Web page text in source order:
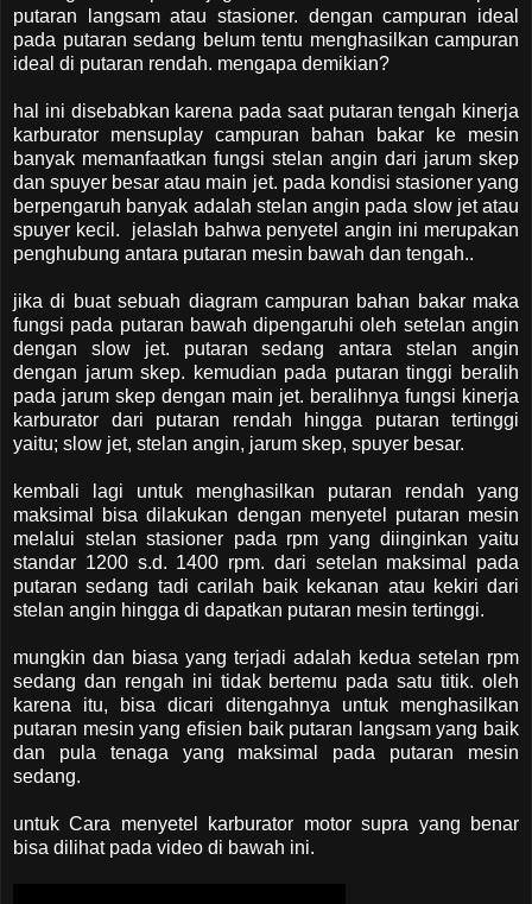
putaran langsam atau stasioner. dengan campuran ideal
pada putaran sedang belum tentu menghasilkan campuran
ideal di putaran rendah. mengapa demikian?
hal ini disebabkan karena pada saat putaran tengah kinerja
karburator mensuplay campuran bahan bakar ke mesin
banyak memanfaatkan fungsi stelan angin dari jarum skep
dan spuyer besar atau main jet. pada kondisi stasioner yang
berpengaruh banyak adalah stelan angin pada slow jet atau
spuyer kecil. jelaslah bahwa penyetel angin ini merupakan
penghubung antara putaran mesin bawah dan tengah..
jika di buat sebuah diagram campuran bahan bakar maka
fungsi pada putaran bawah dipengaruhi oleh setelan angin
dengan slow jet. putaran sedang antara stelan angin
dengan jarum skep. kemudian pada putaran tinggi beralih
pada jarum skep dengan main jet. beralihnya fungsi kinerja
karburator dari putaran rendah hingga putaran tertinggi
yaitu; slow jet, stelan angin, jarum skep, spuyer besar.
kembali lagi untuk menghasilkan putaran rendah yang
maksimal bisa dilakukan dengan menyetel putaran mesin
melalui stelan stasioner pada rpm yang diinginkan yaitu
standar 1200 s.d. 1400 rpm. dari setelan maksimal pada
putaran sedang tadi carilah baik kekanan atau kekiri dari
stelan angin hingga di dapatkan putaran mesin tertinggi.
mungkin dan biasa yang terjadi adalah kedua setelan rpm
sedang dan rengah ini tidak bertemu pada satu titik. oleh
karena itu, bisa dicari ditengahnya untuk menghasilkan
putaran mesin yang efisien baik putaran langsam yang baik
dan pula tenaga yang maksimal pada putaran mesin
sedang.
untuk Cara menyetel karburator motor supra yang benar
bisa dilihat pada video di bawah ini.